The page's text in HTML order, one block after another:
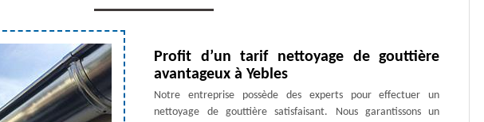
Profit d’un tarif nettoyage de gouttière
avantageux à Yebles
Notre entreprise possède des experts pour effectuer un
nettoyage de gouttière satisfaisant. Nous garantissons un